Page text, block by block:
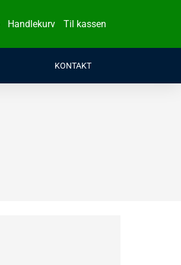
Handlekurv Til kassen
KONTAKT